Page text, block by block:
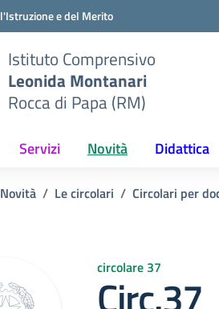
e del Merito
Istituto Comprensivo
Leonida Montanari
Rocca di Papa (RM)
Servizi Novità Didattica
Novità Le circolari Circolari per
circolare 37